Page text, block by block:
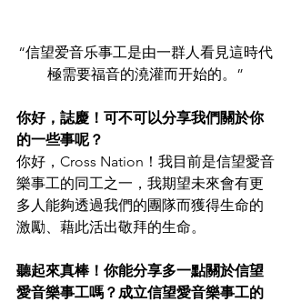
“信望爱音乐事工是由一群人看見這時代
極需要福音的澆灌而开始的。”
你好，誌慶！可不可以分享我們關於你
的一些事呢？
你好，Cross Nation！我目前是信望愛音
樂事工的同工之一，我期望未來會有更
多人能夠透過我們的團隊而獲得生命的
激勵、藉此活出敬拜的生命。
聽起來真棒！你能分享多一點關於信望
愛音樂事工嗎？成立信望愛音樂事工的